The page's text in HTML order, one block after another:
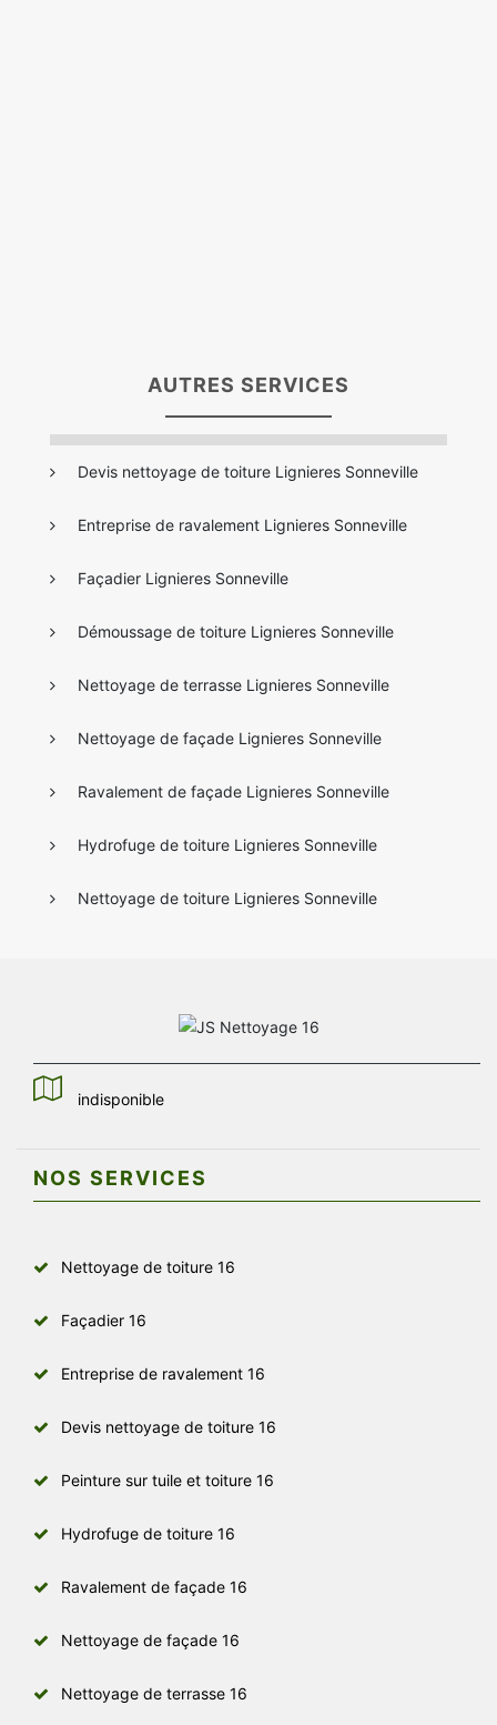
AUTRES SERVICES
Devis nettoyage de toiture Lignieres Sonneville
Entreprise de ravalement Lignieres Sonneville
Façadier Lignieres Sonneville
Démoussage de toiture Lignieres Sonneville
Nettoyage de terrasse Lignieres Sonneville
Nettoyage de façade Lignieres Sonneville
Ravalement de façade Lignieres Sonneville
Hydrofuge de toiture Lignieres Sonneville
Nettoyage de toiture Lignieres Sonneville
indisponible
NOS SERVICES
Nettoyage de toiture 16
Façadier 16
Entreprise de ravalement 16
Devis nettoyage de toiture 16
Peinture sur tuile et toiture 16
Hydrofuge de toiture 16
Ravalement de façade 16
Nettoyage de façade 16
Nettoyage de terrasse 16